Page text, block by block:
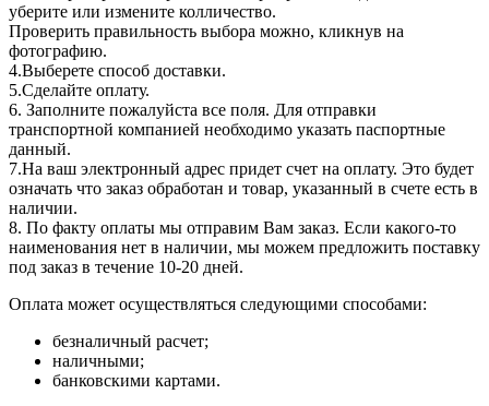
уберите или измените колличество.
Проверить правильность выбора можно, кликнув на
фотографию.
4.Выберете способ доставки.
5.Сделайте оплату.
6. Заполните пожалуйста все поля. Для отправки
транспортной компанией необходимо указать паспортные
данный.
7.На ваш электронный адрес придет счет на оплату. Это будет
означать что заказ обработан и товар, указанный в счете есть в
наличии.
8. По факту оплаты мы отправим Вам заказ. Если какого-то
наименования нет в наличии, мы можем предложить поставку
под заказ в течение 10-20 дней.
Оплата может осуществляться следующими способами:
безналичный расчет;
наличными;
банковскими картами.